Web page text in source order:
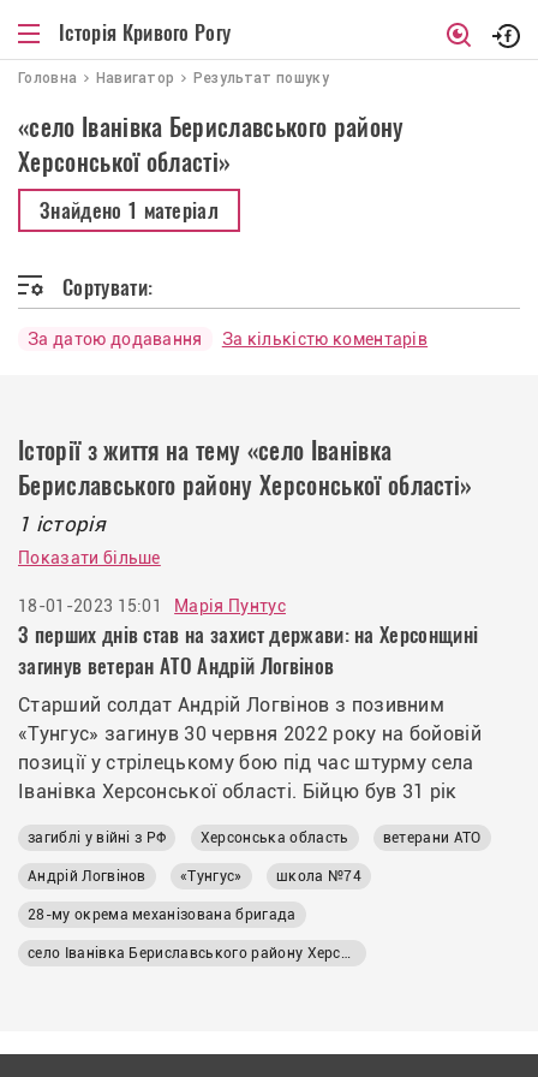
Історія Кривого Рогу
Головна Навигатор Результат пошуку
«село Іванівка Бериславського району
Херсонської області»
Знайдено 1 матеріал
Сортувати:
За датою додавання За кількістю коментарів
Історії з життя на тему «село Іванівка
Бериславського району Херсонської області»
1 історія
Показати більше
18-01-2023 15:01 Марія Пунтус
З перших днів став на захист держави: на Херсонщині
загинув ветеран АТО Андрій Логвінов
Старший солдат Андрій Логвінов з позивним
«Тунгус» загинув 30 червня 2022 року на бойовій
позиції у стрілецькому бою під час штурму села
Іванівка Херсонської області. Бійцю був 31 рік
загиблі у війні з РФ Херсонська область ветерани АТО
Андрій Логвінов «Тунгус» школа №74
28-му окрема механізована бригада
село Іванівка Бериславського району Херсонської області